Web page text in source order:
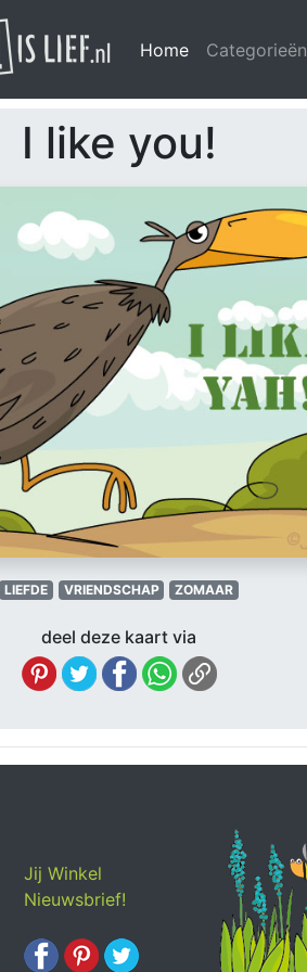
Home (huidige)
Categorieën
I like you!
LIEFDE VRIENDSCHAP ZOMAAR
deel deze kaart via
Jij Winkel
Nieuwsbrief!